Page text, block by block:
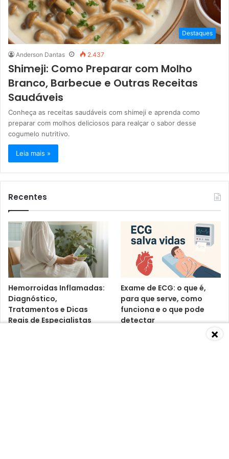
Destaques
Anderson Dantas 2.437
Shimeji: Como Preparar com Molho
Branco, Barbecue e Outras Receitas
Saudáveis
Conheça as receitas saudáveis com shimeji e aprenda como
preparar com molhos deliciosos para realçar o sabor desse
cogumelo nutritivo.
Leia mais »
Recentes
Hemorroidas Inflamadas:
Diagnóstico,
Tratamentos e Dicas
Reais de Especialistas
Exame de ECG: o que é,
para que serve, como
funciona e o que pode
detectar
×